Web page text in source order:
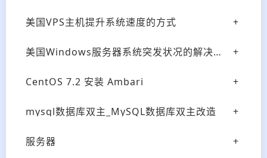
美国VPS主机提升系统速度的方式
美国Windows服务器系统突发状况的解决方式
CentOS 7.2 安装 Ambari
mysql数据库双主_MySQL数据库双主改造
服务器